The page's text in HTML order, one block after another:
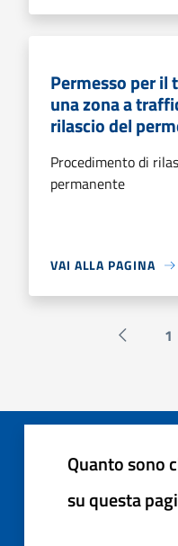
Permesso per il
una zona a
rilascio del
Procedimento di
permanente
VAI ALLA PAGINA
Pagina 1
Quanto sono
su questa